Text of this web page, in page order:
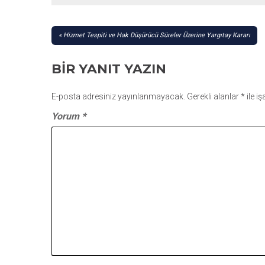
YAZI
Hizmet Tespiti ve Hak Düşürücü Süreler Üzerine Yargıtay Kararı
BIR YANIT YAZIN
E-posta adresiniz yayınlanmayacak. Gerekli alanlar* ile
Yorum *